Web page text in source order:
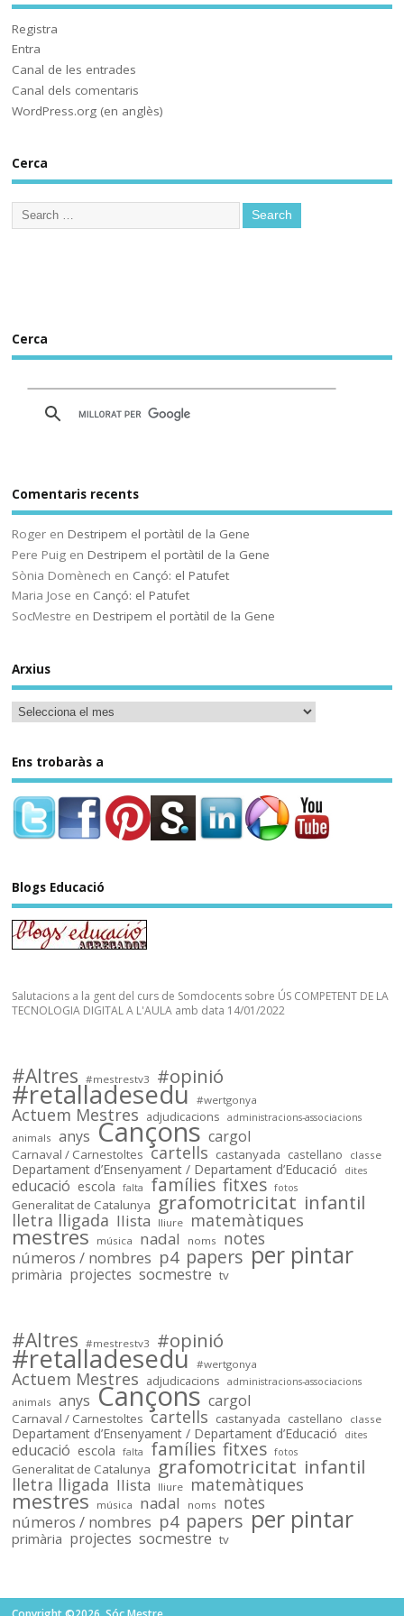
@socmestre.bsky.social⋅2y
@educaciocat.bsky.social
implementar-les? Protegirem o
no protegirem les dades dels
nueva plataforma de
aprendizaje ‘online’
programas y datos se
alojarán en servidores del
Gobierno vasco
Sóc.mestre @socmestre.bsky.social
2y
La vida a l'institut
Andrea Galaxina
@andreagalaxina.bsky.social ⋅ 2y
que han publicado hoy en El País
sobre una niña en Asturias que se
ha suicidado tras sufrir bullying en
el instituto. Como a cualquiera ese
hecho pensar mucho en las
situaciones que yo me encuentro
cotidianamente en mi instituto…
@socmestre.bsky.social
socmestre.cat/recursos/map...
Mapa de places pel curs 2024-
incloses:
Dades creuades per José Luís
Infante de @llefia i amb l'ajuda
de tot @OSMcatala
socmestre.cat
Mapa de centres públics
primària i secundària –
Sóc.Mestre
Sóc.mestre
primària i secundària
socmestre.cat/recursos/map...
Registra
Entra
Canal de les entrades
Canal dels comentaris
WordPress.org (en anglès)
Cerca
Cerca
Comentaris recents
Roger enDestripem el portàtil de la Gene
Pere Puig enDestripem el portàtil de la Gene
Sònia Domènech en Cançó: el Patufet
Maria Jose en Cançó: el Patufet
SocMestre enDestripem el portàtil de la Gene
Arxius
Ens trobaràs a
Blogs Educació
Salutacions a la gent del curs de Somdocents sobre ÚS COMPETENT DE LA
TECNOLOGIA DIGITAL A L'AULA amb data 14/01/2022
#Altres #mestrestv3 #opinió
#retalladesedu #wertgonya
Actuem Mestres adjudicacions administracions-associacions
animals anys Cançons cargol
Carnaval / Carnestoltes cartells castanyada castellano classe
Departament d’Ensenyament / Departament d’Educació dites
educació escola falta famílies fitxes fotos
Generalitat de Catalunya grafomotricitat infantil
lletra lligada llista lliure matemàtiques
mestres música nadal noms notes
números / nombres p4 papers per pintar
primària projectes socmestre tv
#Altres #mestrestv3 #opinió
#retalladesedu #wertgonya
Actuem Mestres adjudicacions administracions-associacions
animals anys Cançons cargol
Carnaval / Carnestoltes cartells castanyada castellano classe
Departament d’Ensenyament / Departament d’Educació dites
educació escola falta famílies fitxes fotos
Generalitat de Catalunya grafomotricitat infantil
lletra lligada llista lliure matemàtiques
mestres música nadal noms notes
números / nombres p4 papers per pintar
primària projectes socmestre tv